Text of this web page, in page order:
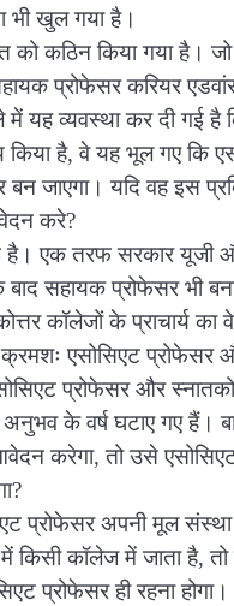
भी खुल गया है।
को कठिन किया गया है।
प्रोफेसर करियर
यह व्यवस्था कर दी गई है
है, वे यह भूल गए कि
जाएगा। यदि वह इस
करे?
है। एक तरफ सरकार यूजी
सहायक प्रोफेसर भी
कॉलेजों के प्राचार्य
एसोसिएट प्रोफेसर
प्रोफेसर और
के वर्ष घटाए गए हैं।
करेगा, तो उसे
प्रोफेसर अपनी मूल संस्था
किसी कॉलेज में जाता है,
प्रोफेसर ही रहना होगा।